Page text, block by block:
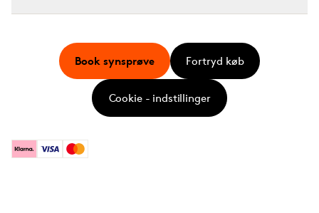
KlarnaVisa Mastercard
Book synsprøve Fortryd køb
Cookie - indstillinger